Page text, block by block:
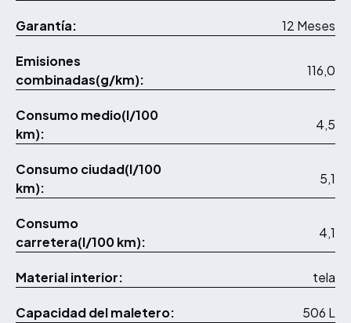
Garantía: 12 Meses
Emisiones
combinadas(g/km):
116,0
Consumo medio(l/100
km):
4,5
Consumo ciudad(l/100
km):
5,1
Consumo
carretera(l/100 km):
4,1
Material interior: tela
Capacidad del maletero: 506 L